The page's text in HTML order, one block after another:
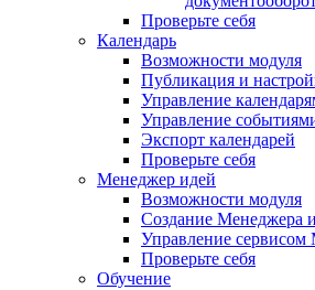
Проверьте себя
Календарь
Возможности модуля
Публикация и
Управление
Управление
Экспорт календарей
Проверьте себя
Менеджер идей
Возможности модуля
Создание Менеджера
Управление
Проверьте себя
Обучение